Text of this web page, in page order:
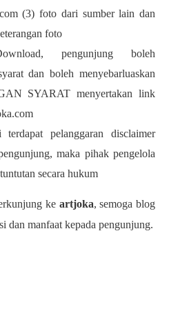
(3) foto dari sumber lain dan
foto
pengunjung boleh
dan boleh menyebarluaskan
SYARAT menyertakan link
pelanggaran disclaimer
maka pihak pengelola
secara hukum
ke artjoka, semoga blog
dan manfaat kepada pengunjung.